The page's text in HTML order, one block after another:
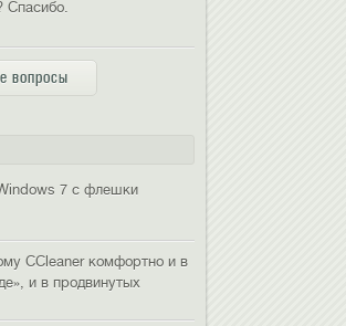
Спасибо.
вопросы
7 c флешки
CCleaner комфортно и в
и в продвинутых